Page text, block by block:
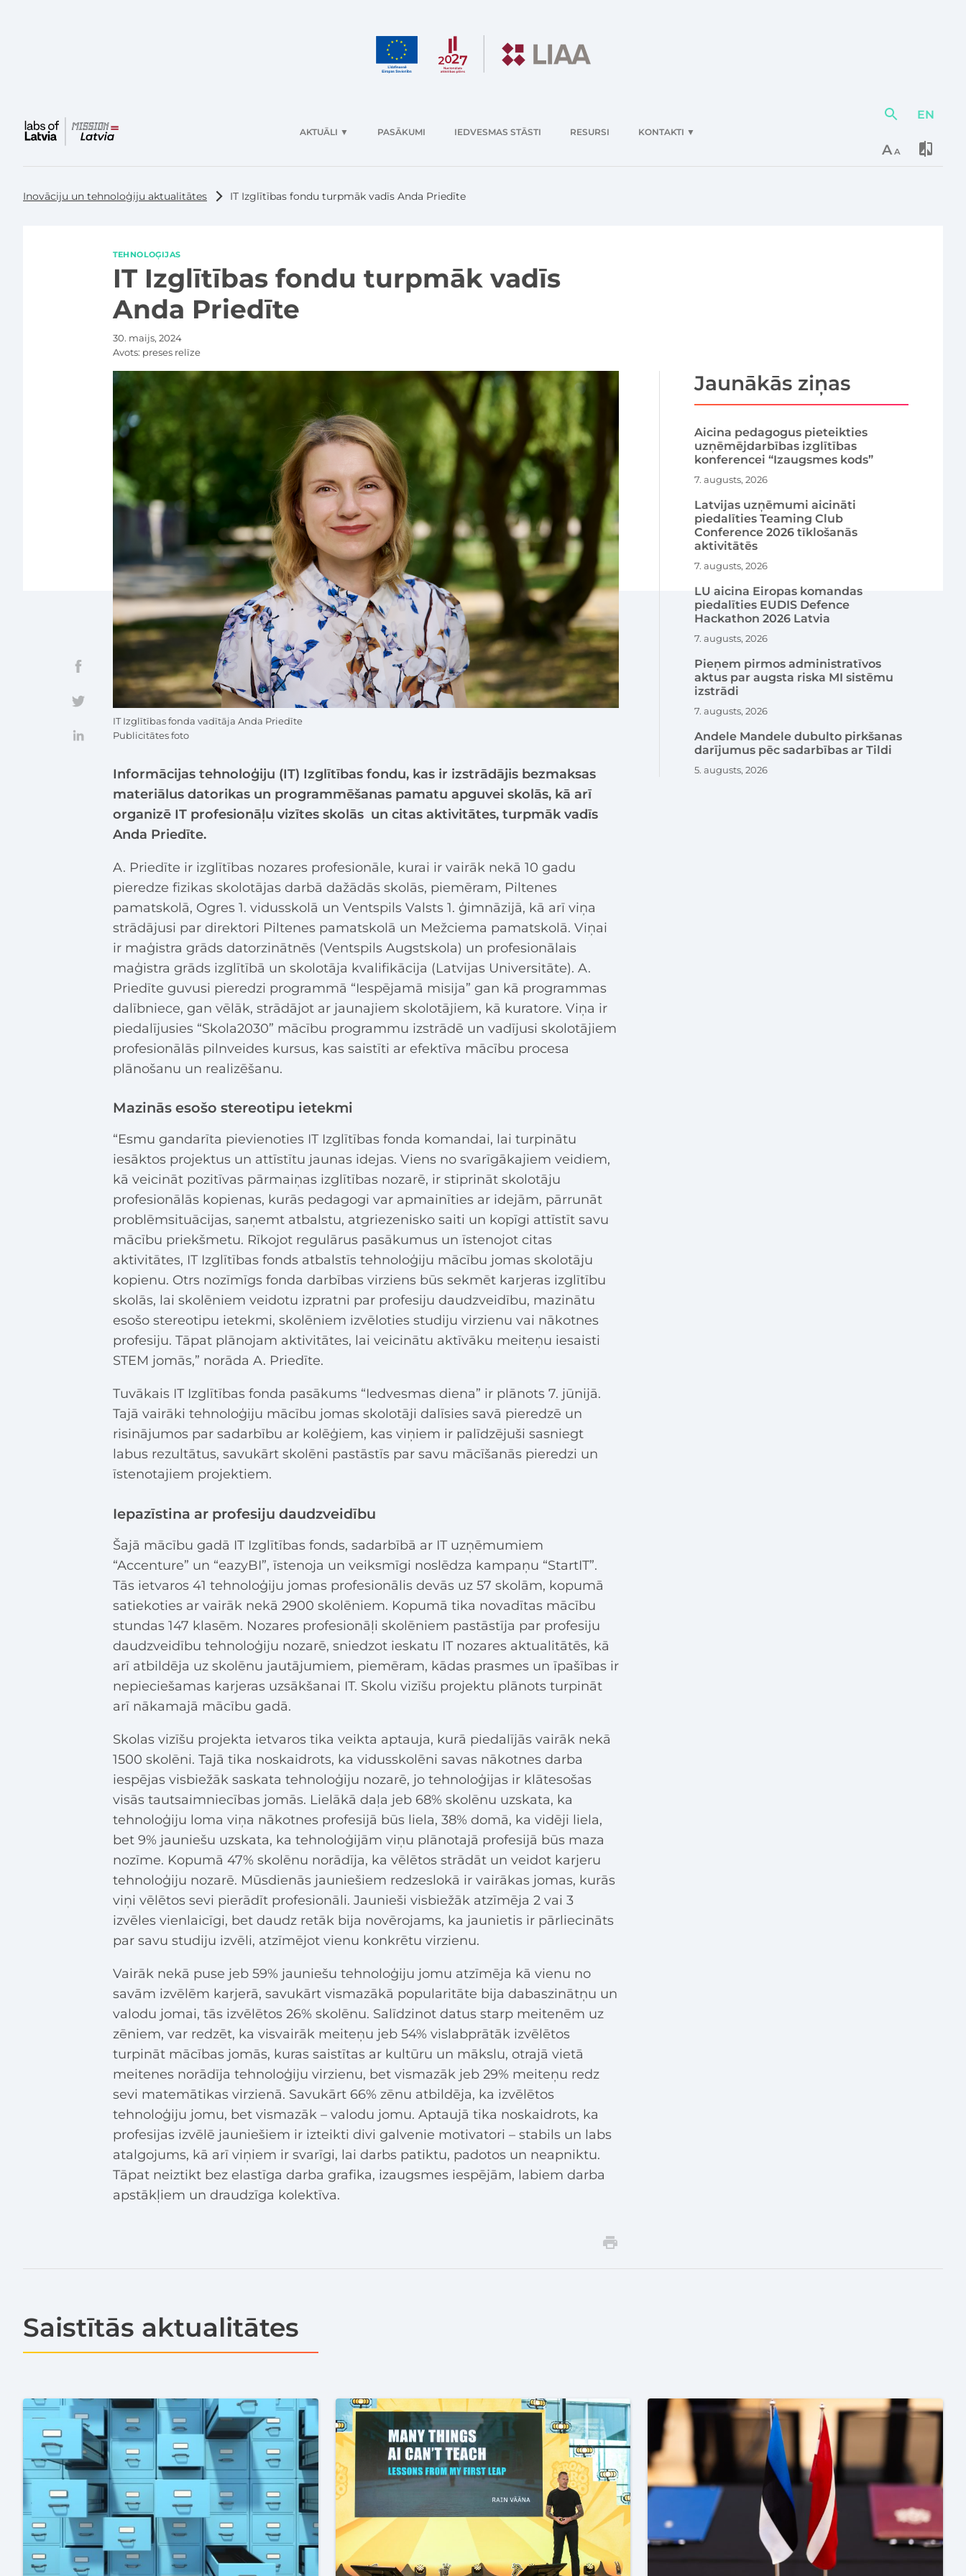
AKTUĀLI ▼ PASĀKUMI IEDVESMAS STĀSTI RESURSI KONTAKTI ▼
DarbībasEN
AA
Inovāciju un tehnoloģiju aktualitātes IT Izglītības fondu turpmāk vadīs Anda Priedīte
TEHNOLOĢIJAS
IT Izglītības fondu turpmāk vadīs
Anda Priedīte
30. maijs, 2024
Avots: preses relīze
Informācijas tehnoloģiju (IT) Izglītības fondu, kas ir izstrādājis bezmaksas
materiālus datorikas un programmēšanas pamatu apguvei skolās, kā arī
organizē IT profesionāļu vizītes skolās un citas aktivitātes, turpmāk vadīs
Anda Priedīte.
A. Priedīte ir izglītības nozares profesionāle, kurai ir vairāk nekā 10 gadu
pieredze fizikas skolotājas darbā dažādās skolās, piemēram, Piltenes
pamatskolā, Ogres 1. vidusskolā un Ventspils Valsts 1. ģimnāzijā, kā arī viņa
strādājusi par direktori Piltenes pamatskolā un Mežciema pamatskolā. Viņai
ir maģistra grāds datorzinātnēs (Ventspils Augstskola) un profesionālais
maģistra grāds izglītībā un skolotāja kvalifikācija (Latvijas Universitāte). A.
Priedīte guvusi pieredzi programmā “Iespējamā misija” gan kā programmas
dalībniece, gan vēlāk, strādājot ar jaunajiem skolotājiem, kā kuratore. Viņa ir
piedalījusies “Skola2030” mācību programmu izstrādē un vadījusi skolotājiem
profesionālās pilnveides kursus, kas saistīti ar efektīva mācību procesa
plānošanu un realizēšanu.
Mazinās esošo stereotipu ietekmi
“Esmu gandarīta pievienoties IT Izglītības fonda komandai, lai turpinātu
iesāktos projektus un attīstītu jaunas idejas. Viens no svarīgākajiem veidiem,
kā veicināt pozitīvas pārmaiņas izglītības nozarē, ir stiprināt skolotāju
profesionālās kopienas, kurās pedagogi var apmainīties ar idejām, pārrunāt
problēmsituācijas, saņemt atbalstu, atgriezenisko saiti un kopīgi attīstīt savu
mācību priekšmetu. Rīkojot regulārus pasākumus un īstenojot citas
aktivitātes, IT Izglītības fonds atbalstīs tehnoloģiju mācību jomas skolotāju
kopienu. Otrs nozīmīgs fonda darbības virziens būs sekmēt karjeras izglītību
skolās, lai skolēniem veidotu izpratni par profesiju daudzveidību, mazinātu
esošo stereotipu ietekmi, skolēniem izvēloties studiju virzienu vai nākotnes
profesiju. Tāpat plānojam aktivitātes, lai veicinātu aktīvāku meiteņu iesaisti
STEM jomās,” norāda A. Priedīte.
Tuvākais IT Izglītības fonda pasākums “Iedvesmas diena” ir plānots 7. jūnijā.
Tajā vairāki tehnoloģiju mācību jomas skolotāji dalīsies savā pieredzē un
risinājumos par sadarbību ar kolēģiem, kas viņiem ir palīdzējuši sasniegt
labus rezultātus, savukārt skolēni pastāstīs par savu mācīšanās pieredzi un
īstenotajiem projektiem.
Iepazīstina ar profesiju daudzveidību
Šajā mācību gadā IT Izglītības fonds, sadarbībā ar IT uzņēmumiem
“Accenture” un “eazyBI”, īstenoja un veiksmīgi noslēdza kampaņu “StartIT”.
Tās ietvaros 41 tehnoloģiju jomas profesionālis devās uz 57 skolām, kopumā
satiekoties ar vairāk nekā 2900 skolēniem. Kopumā tika novadītas mācību
stundas 147 klasēm. Nozares profesionāļi skolēniem pastāstīja par profesiju
daudzveidību tehnoloģiju nozarē, sniedzot ieskatu IT nozares aktualitātēs, kā
arī atbildēja uz skolēnu jautājumiem, piemēram, kādas prasmes un īpašības ir
nepieciešamas karjeras uzsākšanai IT. Skolu vizīšu projektu plānots turpināt
arī nākamajā mācību gadā.
Skolas vizīšu projekta ietvaros tika veikta aptauja, kurā piedalījās vairāk nekā
1500 skolēni. Tajā tika noskaidrots, ka vidusskolēni savas nākotnes darba
iespējas visbiežāk saskata tehnoloģiju nozarē, jo tehnoloģijas ir klātesošas
visās tautsaimniecības jomās. Lielākā daļa jeb 68% skolēnu uzskata, ka
tehnoloģiju loma viņa nākotnes profesijā būs liela, 38% domā, ka vidēji liela,
bet 9% jauniešu uzskata, ka tehnoloģijām viņu plānotajā profesijā būs maza
nozīme. Kopumā 47% skolēnu norādīja, ka vēlētos strādāt un veidot karjeru
tehnoloģiju nozarē. Mūsdienās jauniešiem redzeslokā ir vairākas jomas, kurās
viņi vēlētos sevi pierādīt profesionāli. Jaunieši visbiežāk atzīmēja 2 vai 3
izvēles vienlaicīgi, bet daudz retāk bija novērojams, ka jaunietis ir pārliecināts
par savu studiju izvēli, atzīmējot vienu konkrētu virzienu.
Vairāk nekā puse jeb 59% jauniešu tehnoloģiju jomu atzīmēja kā vienu no
savām izvēlēm karjerā, savukārt vismazākā popularitāte bija dabaszinātņu un
valodu jomai, tās izvēlētos 26% skolēnu. Salīdzinot datus starp meitenēm uz
zēniem, var redzēt, ka visvairāk meiteņu jeb 54% vislabprātāk izvēlētos
turpināt mācības jomās, kuras saistītas ar kultūru un mākslu, otrajā vietā
meitenes norādīja tehnoloģiju virzienu, bet vismazāk jeb 29% meiteņu redz
sevi matemātikas virzienā. Savukārt 66% zēnu atbildēja, ka izvēlētos
tehnoloģiju jomu, bet vismazāk – valodu jomu. Aptaujā tika noskaidrots, ka
profesijas izvēlē jauniešiem ir izteikti divi galvenie motivatori – stabils un labs
atalgojums, kā arī viņiem ir svarīgi, lai darbs patiktu, padotos un neapniktu.
Tāpat neiztikt bez elastīga darba grafika, izaugsmes iespējām, labiem darba
apstākļiem un draudzīga kolektīva.
Jaunākās ziņas
Aicina pedagogus pieteikties
uzņēmējdarbības izglītības
konferencei “Izaugsmes kods”
7. augusts, 2026
Latvijas uzņēmumi aicināti
piedalīties Teaming Club
Conference 2026 tīklošanās
aktivitātēs
7. augusts, 2026
LU aicina Eiropas komandas
piedalīties EUDIS Defence
Hackathon 2026 Latvia
7. augusts, 2026
Pieņem pirmos administratīvos
aktus par augsta riska MI sistēmu
izstrādi
7. augusts, 2026
Andele Mandele dubulto pirkšanas
darījumus pēc sadarbības ar Tildi
5. augusts, 2026
IT Izglītības fonda vadītāja Anda Priedīte
Publicitātes foto
Saistītās aktualitātes